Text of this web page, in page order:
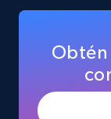
Obtén